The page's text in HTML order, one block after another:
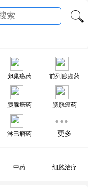
卵巢癌药 前列腺癌药
胰腺癌药 膀胱癌药
淋巴瘤药 更多
中药 细胞治疗